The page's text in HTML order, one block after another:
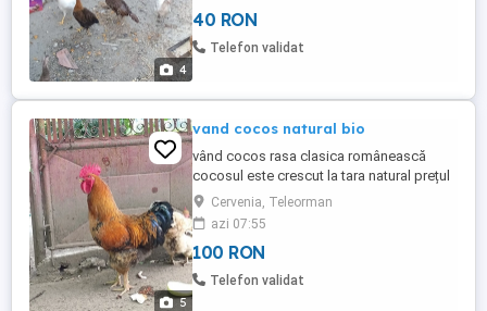
4
40 RON
Telefon validat
5
vand cocos natural bio
vând cocos rasa clasica românească
cocosul este crescut la tara natural prețul
este de 100 de lei bucata
Cervenia, Teleorman
azi 07:55
100 RON
Telefon validat